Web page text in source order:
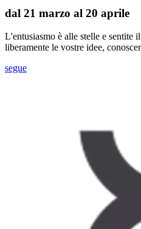
dal 21 marzo al 20 aprile
L'entusiasmo è alle stelle e sentite
liberamente le vostre idee,
segue